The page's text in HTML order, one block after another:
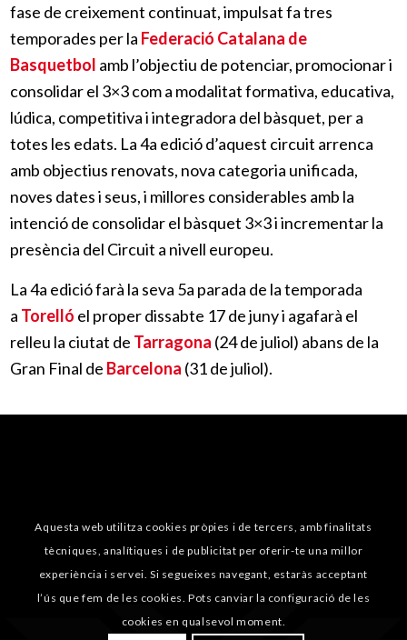
fase de creixement continuat, impulsat fa tres
temporades per la Federació Catalana de
Basquetbol amb l’objectiu de potenciar, promocionar i
consolidar el 3×3 com a modalitat formativa, educativa,
lúdica, competitiva i integradora del bàsquet, per a
totes les edats. La 4a edició d’aquest circuit arrenca
amb objectius renovats, nova categoria unificada,
noves dates i seus, i millores considerables amb la
intenció de consolidar el bàsquet 3×3 i incrementar la
presència del Circuit a nivell europeu.
La 4a edició farà la seva 5a parada de la temporada
a Torelló el proper dissabte 17 de juny i agafarà el
relleu la ciutat de Tarragona (24 de juliol) abans de la
Gran Final de Barcelona (31 de juliol).
Aquesta web utilitza cookies pròpies i de tercers, amb finalitats
tècniques, analítiques i de publicitat per oferir-te una millor
experiència i servei. Si segueixes navegant, estaràs acceptant
l’ús que fem de les cookies. Pots canviar la configuració de les
cookies en qualsevol moment.